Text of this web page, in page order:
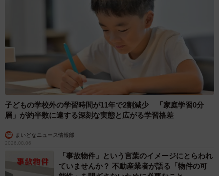
子どもの学校外の学習時間が11年で2割減少 「家庭学習0分
層」が約半数に達する深刻な実態と広がる学習格差
まいどなニュース情報部
2026.08.06
「事故物件」という言葉のイメージにとらわれ
ていませんか？ 不動産業者が語る「物件の可